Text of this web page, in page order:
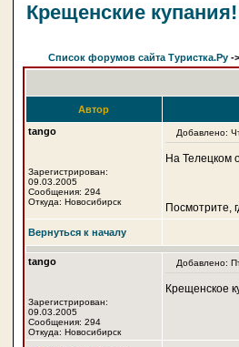
Крещенские купания!
Список форумов сайта Туристка.Ру->
Автор
tango
Зарегистрирован:
09.03.2005
Сообщения: 294
Откуда: Новосибирск
Добавлено:
На Телецком
Посмотрите,
Вернуться к началу
tango
Зарегистрирован:
09.03.2005
Сообщения: 294
Откуда: Новосибирск
Добавлено:
Крещенское